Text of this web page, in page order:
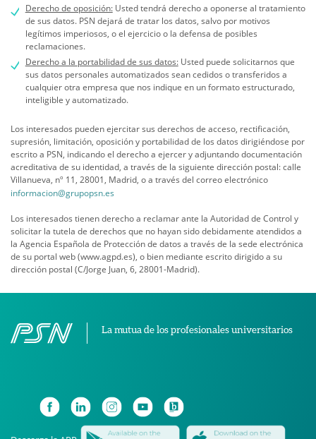
Derecho de oposición:Usted tendrá derecho a oponerse al tratamiento
de sus datos. PSN dejará de tratar los datos, salvo por motivos
legítimos imperiosos, o el ejercicio o la defensa de posibles
reclamaciones.
Derecho a la portabilidad de sus datos:Usted puede solicitarnos que
sus datos personales automatizados sean cedidos o transferidos a
cualquier otra empresa que nos indique en un formato estructurado,
inteligible y automatizado.
Los interesados pueden ejercitar sus derechos de acceso, rectificación,
supresión, limitación, oposición y portabilidad de los datos dirigiéndose por
escrito a PSN, indicando el derecho a ejercer y adjuntando documentación
acreditativa de su identidad, a través de la siguiente dirección postal: calle
Villanueva, nº 11, 28001, Madrid, o a través del correo electrónico
informacion@grupopsn.es
Los interesados tienen derecho a reclamar ante la Autoridad de Control y
solicitar la tutela de derechos que no hayan sido debidamente atendidos a
la Agencia Española de Protección de datos a través de la sede electrónica
de su portal web (www.agpd.es), o bien mediante escrito dirigido a su
dirección postal (C/Jorge Juan, 6, 28001-Madrid).
La mutua de los profesionales universitarios